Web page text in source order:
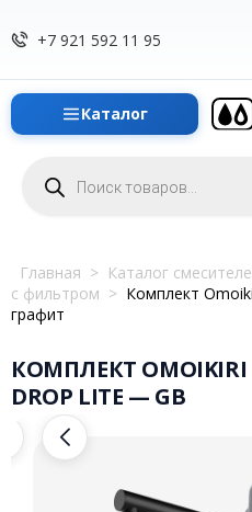
+7 921 592 11 95
Каталог
товаров
Главная > Каталог
с фильтром > Комплект
графит
КОМПЛЕКТ OMOIKIRI
DROP LITE — GB